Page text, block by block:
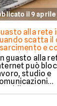
il 9 aprile
alla rete
scatta il
e
la legge
guasto alla
può
studio e